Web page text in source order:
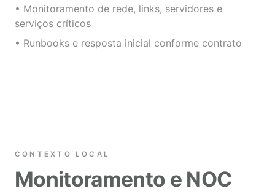
• Monitoramento de rede, links, servidores e
serviços críticos
• Runbooks e resposta inicial conforme contrato
CONTEXTO LOCAL
Monitoramento e NOC